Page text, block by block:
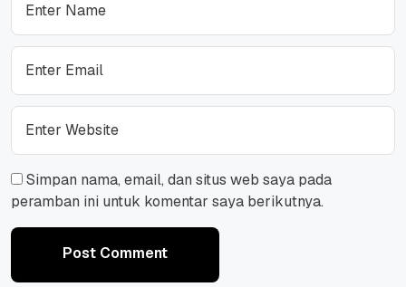
Simpan nama, email, dan situs web saya pada
peramban ini untuk komentar saya berikutnya.
Post Comment